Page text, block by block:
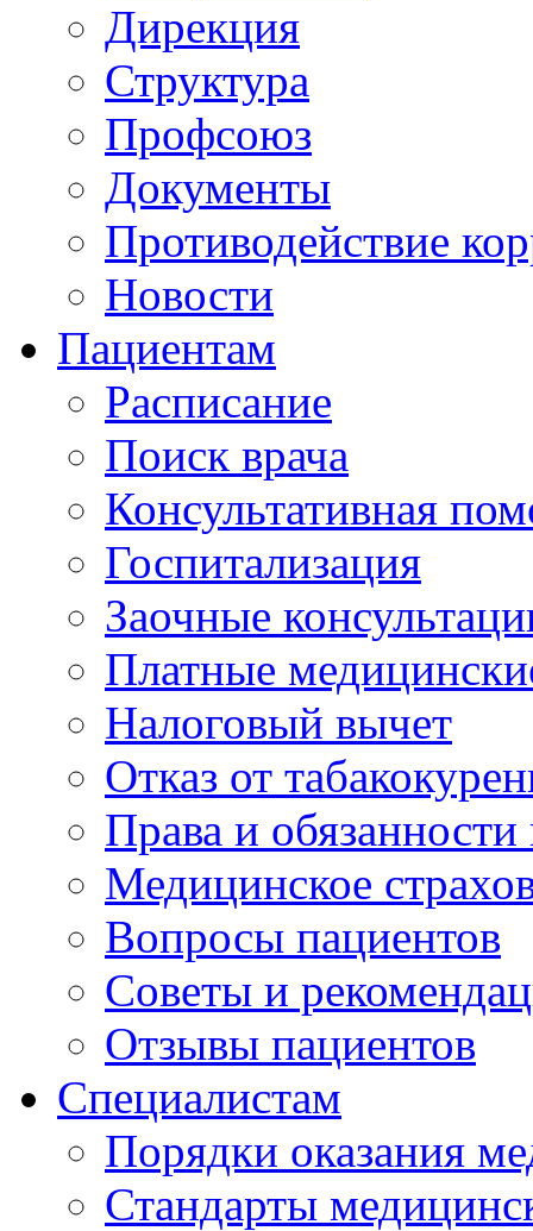
Дирекция
Структура
Профсоюз
Документы
Противодействие
Новости
Пациентам
Расписание
Поиск врача
Консультативная
Госпитализация
Заочные
Платные
Налоговый вычет
Отказ от
Права и
Медицинское
Вопросы пациентов
Советы и
Отзывы пациентов
Специалистам
Порядки оказания
Стандарты